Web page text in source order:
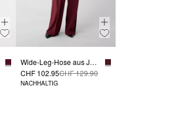
Wide-Leg-Hose aus Jersey mit Elastikbund
CHF 102.95CHF 129.90
NACHHALTIG